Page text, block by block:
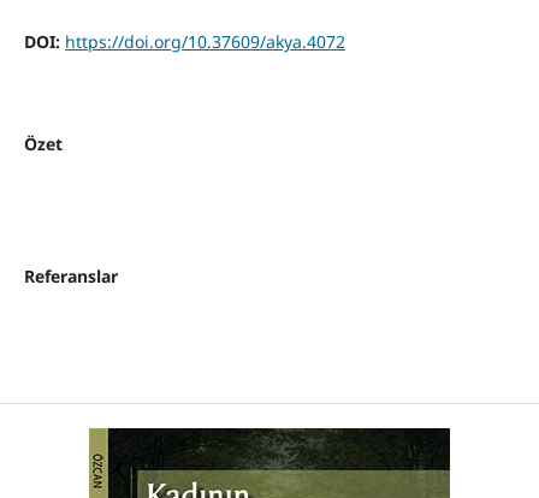
DOI: https://doi.org/10.37609/akya.4072
Özet
Referanslar